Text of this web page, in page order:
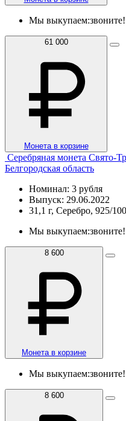
Мы выкупаем:звоните!
61 000
Монета в корзине
Серебряная монета Свято-
Белгородская область
Номинал: 3 рубля
Выпуск: 29.06.2022
31,1 г, Серебро, 925/
Мы выкупаем:звоните!
8 600
Монета в корзине
Мы выкупаем:звоните!
8 600